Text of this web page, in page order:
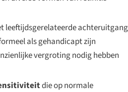
leeftijdsgerelateerde achteruitgang
als gehandicapt zijn
vergroting nodig hebben
die op normale